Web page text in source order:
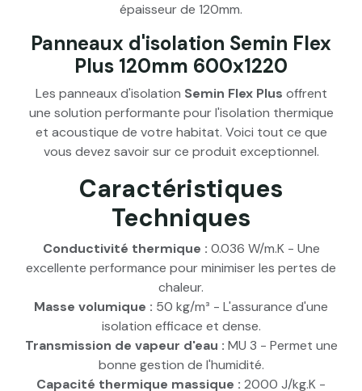
épaisseur de 120mm.
Panneaux d'isolation Semin Flex
Plus 120mm 600x1220
Les panneaux d'isolation Semin Flex Plus offrent
une solution performante pour l'isolation thermique
et acoustique de votre habitat. Voici tout ce que
vous devez savoir sur ce produit exceptionnel.
Caractéristiques
Techniques
Conductivité thermique : 0.036 W/m.K - Une
excellente performance pour minimiser les pertes de
chaleur.
Masse volumique : 50 kg/m³ - L'assurance d'une
isolation efficace et dense.
Transmission de vapeur d'eau : MU 3 - Permet une
bonne gestion de l'humidité.
Capacité thermique massique : 2000 J/kg.K -